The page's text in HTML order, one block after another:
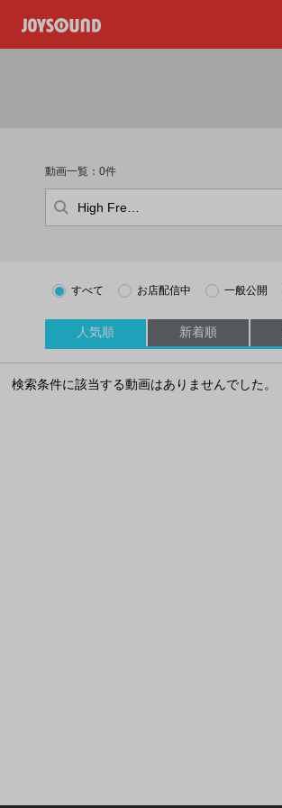
動画一覧：0件
すべて お店配信中 一般公開
人気順 新着順
検索条件に該当する動画はありませんでした。